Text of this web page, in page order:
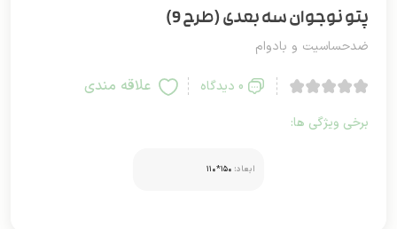
پتو نوجوان سه بعدی (طرح 9)
ضدحساسیت و بادوام
0 دیدگاه علاقه مندی
برخی ویژگی ها:
ابعاد: ۱۵۰*۱۱۰